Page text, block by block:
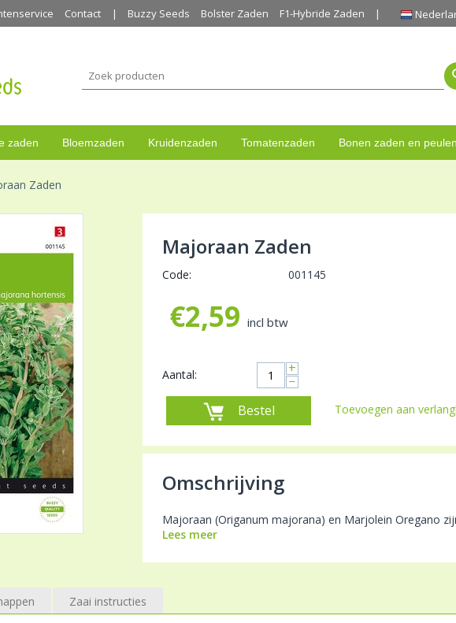
Contact Buzzy Seeds Bolster Zaden F1-Hybride Zaden
zaden Bloemzaden Kruidenzaden Tomatenzaden Bonen zaden en peulen
Zaden
Majoraan Zaden
Code: 001145
€2,59 incl btw
Aantal: +
−
Bestel
Toevoegen aan
Omschrijving
Majoraan (Origanum majorana) en Marjolein Oregano
Lees meer
Zaai instructies